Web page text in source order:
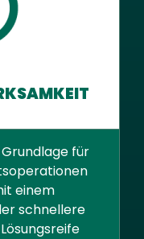
für
einem
schnellere